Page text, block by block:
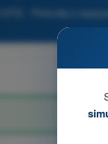
- Potvrda o